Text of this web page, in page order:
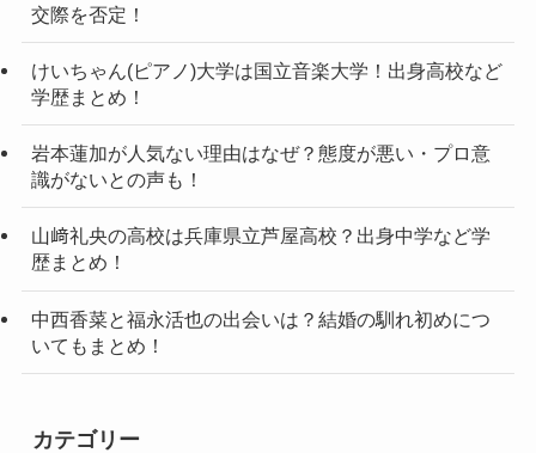
交際を否定！
けいちゃん(ピアノ)大学は国立音楽大学！出身高校など
学歴まとめ！
岩本蓮加が人気ない理由はなぜ？態度が悪い・プロ意
識がないとの声も！
山﨑礼央の高校は兵庫県立芦屋高校？出身中学など学
歴まとめ！
中西香菜と福永活也の出会いは？結婚の馴れ初めにつ
いてもまとめ！
カテゴリー